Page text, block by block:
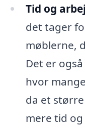
Tid og
det tager
møblerne,
Det er
hvor
da et
mere tid